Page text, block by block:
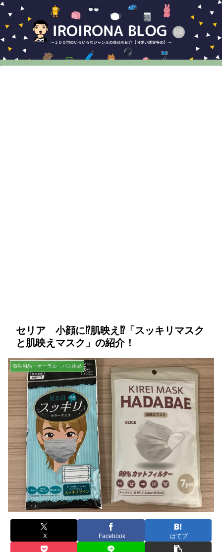
セリア 小顔に⁉肌映え⁉「スッキリマスク
と肌映えマスク」の紹介！
衛生用品・オーラル・バス用品
X Facebook はてブ